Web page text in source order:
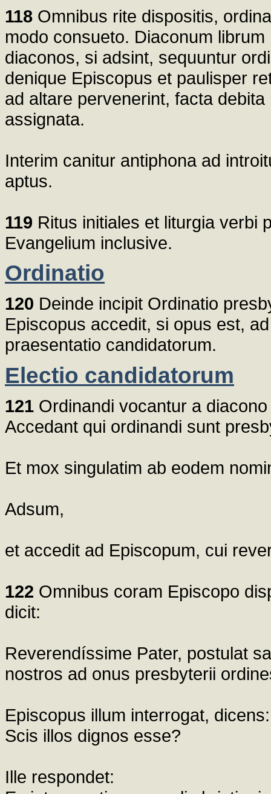
118 Omnibus rite dispositis,
modo consueto. Diaconum
diaconos, si adsint, sequuntur
denique Episcopus et paulisper
ad altare pervenerint, facta
assignata.
Interim canitur antiphona ad
aptus.
119 Ritus initiales et liturgia verbi
Evangelium inclusive.
Ordinatio
120 Deinde incipit Ordinatio
Episcopus accedit, si opus est,
praesentatio candidatorum.
Electio candidatorum
121 Ordinandi vocantur a
Accedant qui ordinandi sunt
Et mox singulatim ab eodem
Adsum,
et accedit ad Episcopum, cui
122 Omnibus coram Episcopo
dicit:
Reverendíssime Pater, postulat
nostros ad onus presbyterii
Episcopus illum interrogat, dicens:
Scis illos dignos esse?
Ille respondet: